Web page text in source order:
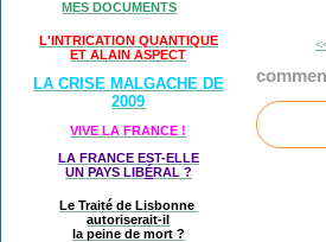
MES DOCUMENTS
L'INTRICATION QUANTIQUE
ET ALAIN ASPECT
LA CRISE MALGACHE DE
2009
VIVE LA FRANCE !
LA FRANCE EST-ELLE
UN PAYS LIBÉRAL ?
Le Traité de Lisbonne
autoriserait-il
la peine de mort ?